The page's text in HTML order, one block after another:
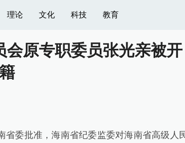
理论 文化 科技 教育
原专职委员张光亲被开
省委批准，海南省纪委监委对海南省高级人